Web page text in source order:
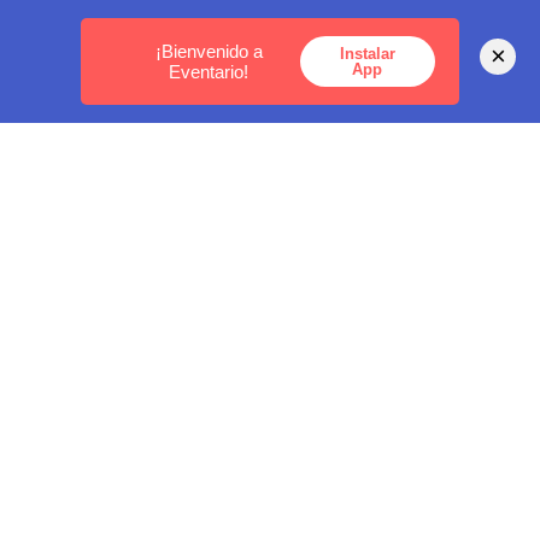
MEDELLÍN - BOGOTÁ - CARTAGENA
¡Bienvenido a
Eventario!
Instalar
App
×